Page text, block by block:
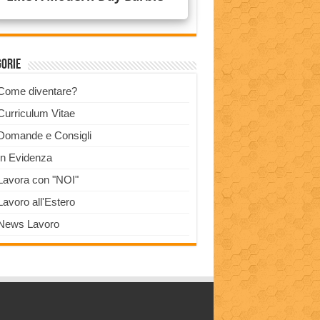
diventare?
Vitae
e Consigli
Evidenza
con "NOI"
all'Estero
Lavoro